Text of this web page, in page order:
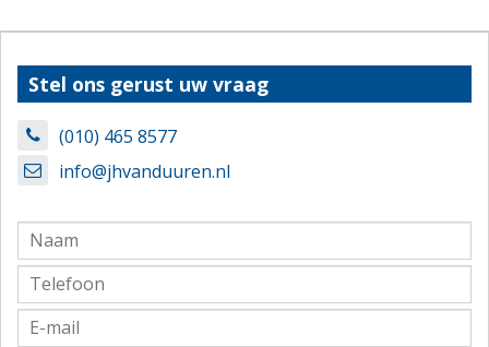
Stel ons gerust uw vraag
(010) 465 8577
info@jhvanduuren.nl